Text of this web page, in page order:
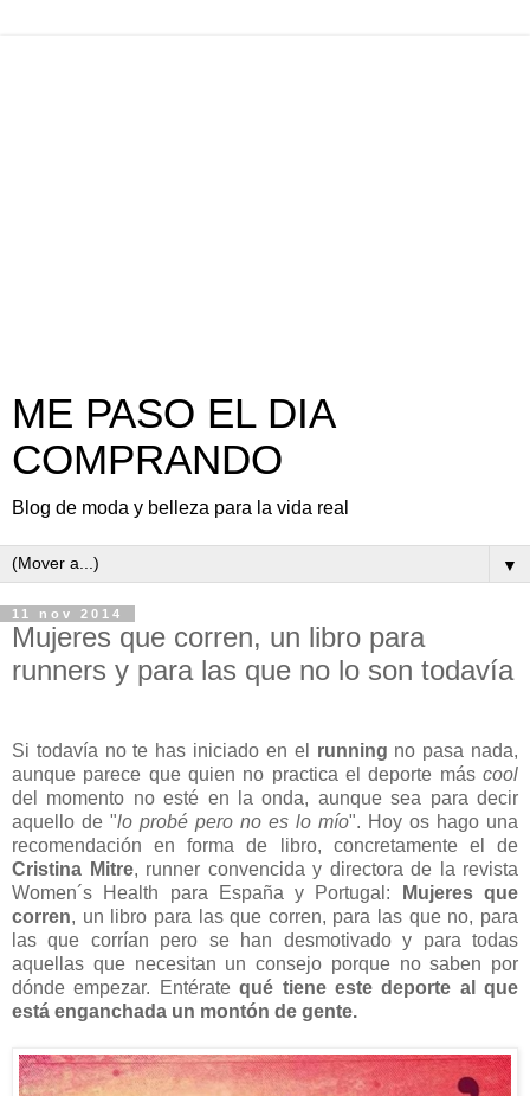
ME PASO EL DIA
COMPRANDO
Blog de moda y belleza para la vida real
▼
11 nov 2014
Mujeres que corren, un libro para
runners y para las que no lo son todavía
Si todavía no te has iniciado en el running no pasa nada,
aunque parece que quien no practica el deporte más cool
del momento no esté en la onda, aunque sea para decir
aquello de "lo probé pero no es lo mío". Hoy os hago una
recomendación en forma de libro, concretamente el de
Cristina Mitre, runner convencida y directora de la revista
Women´s Health para España y Portugal:
Mujeres que
corren, un libro para las que corren, para las que no, para
las que corrían pero se han desmotivado y para todas
aquellas que necesitan un consejo porque no saben por
dónde empezar. Entératequé tiene este deporte al que
está enganchada un montón de gente.